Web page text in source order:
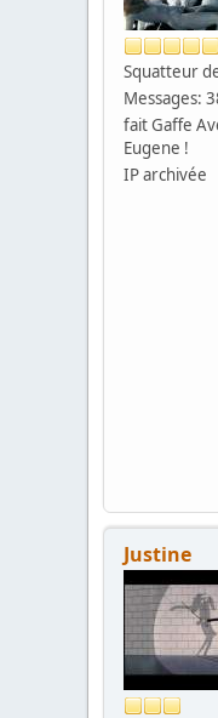
Squatteur
Messages:
fait Gaffe
Eugene !
IP archivée
Justine